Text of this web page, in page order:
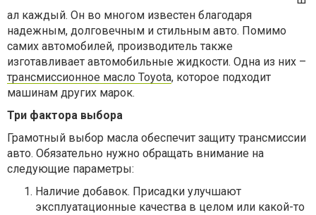
ал каждый. Он во многом известен благодаря
надежным, долговечным и стильным авто. Помимо
самих автомобилей, производитель также
изготавливает автомобильные жидкости. Одна из них –
трансмиссионное масло Toyota, которое подходит
машинам других марок.
Три фактора выбора
Грамотный выбор масла обеспечит защиту трансмиссии
авто. Обязательно нужно обращать внимание на
следующие параметры:
Наличие добавок. Присадки улучшают
эксплуатационные качества в целом или какой-то